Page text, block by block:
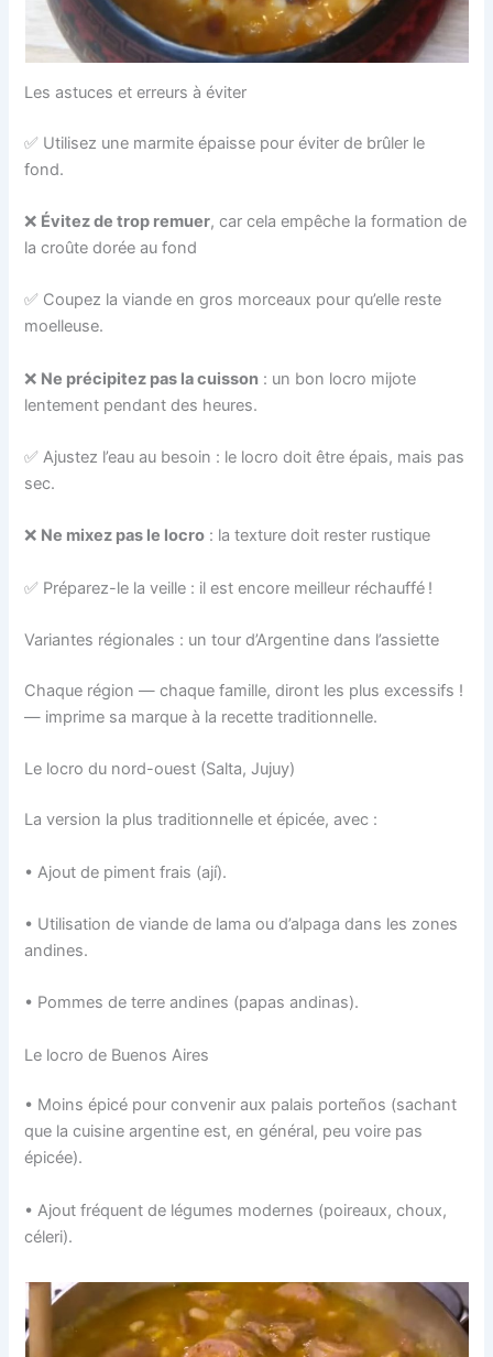
Les astuces et erreurs à éviter
✅ Utilisez une marmite épaisse pour éviter de brûler le
fond.
❌ Évitez de trop remuer, car cela empêche la formation de
la croûte dorée au fond
✅ Coupez la viande en gros morceaux pour qu’elle reste
moelleuse.
❌ Ne précipitez pas la cuisson : un bon locro mijote
lentement pendant des heures.
✅ Ajustez l’eau au besoin : le locro doit être épais, mais pas
sec.
❌ Ne mixez pas le locro : la texture doit rester rustique
✅ Préparez-le la veille : il est encore meilleur réchauffé !
Variantes régionales : un tour d’Argentine dans l’assiette
Chaque région — chaque famille, diront les plus excessifs !
— imprime sa marque à la recette traditionnelle.
Le locro du nord-ouest (Salta, Jujuy)
La version la plus traditionnelle et épicée, avec :
• Ajout de piment frais (ají).
• Utilisation de viande de lama ou d’alpaga dans les zones
andines.
• Pommes de terre andines (papas andinas).
Le locro de Buenos Aires
• Moins épicé pour convenir aux palais porteños (sachant
que la cuisine argentine est, en général, peu voire pas
épicée).
• Ajout fréquent de légumes modernes (poireaux, choux,
céleri).